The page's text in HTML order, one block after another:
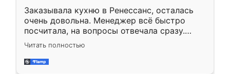
Заказывала кухню в Ренессанс, осталась
очень довольна. Менеджер всё быстро
посчитала, на вопросы отвечала сразу.
Замерщик приехал в субботу, подошёл к
делу со всей ответственностью. Собрали
за день, ребята работали аккуратно, даже
Читать полностью